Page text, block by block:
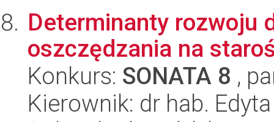
Determinanty rozwoju
oszczędzania na
Konkurs: SONATA 8 ,
Kierownik: dr hab.